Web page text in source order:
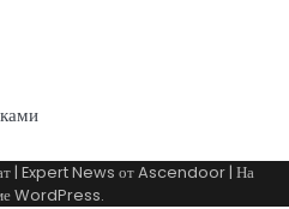
| Expert News отAscendoor| На
WordPress.